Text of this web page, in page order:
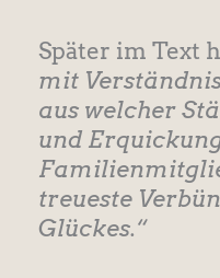
Später im Text
mit
aus welcher
und
treueste
Glückes.“